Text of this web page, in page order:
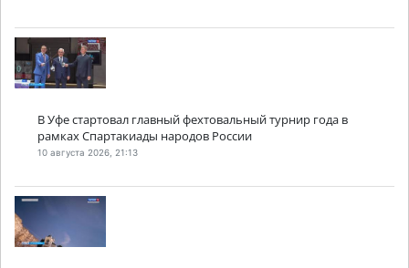
В Уфе стартовал главный фехтовальный турнир года в
рамках Спартакиады народов России
10 августа 2026, 21:13